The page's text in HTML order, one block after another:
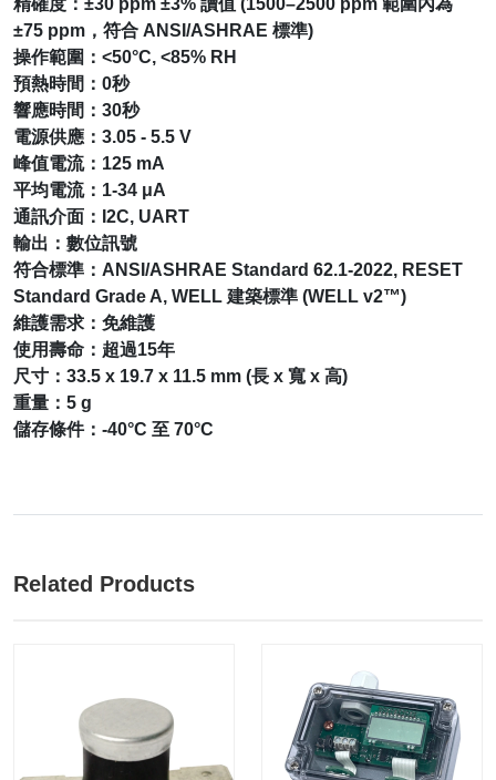
精確度：±30 ppm ±3% 讀值 (1500–2500 ppm 範圍內為
±75 ppm，符合 ANSI/ASHRAE 標準)
操作範圍：<50°C, <85% RH
預熱時間：0秒
響應時間：30秒
電源供應：3.05 - 5.5 V
峰值電流：125 mA
平均電流：1-34 μA
通訊介面：I2C, UART
輸出：數位訊號
符合標準：ANSI/ASHRAE Standard 62.1-2022, RESET
Standard Grade A, WELL 建築標準 (WELL v2™)
維護需求：免維護
使用壽命：超過15年
尺寸：33.5 x 19.7 x 11.5 mm (長 x 寬 x 高)
重量：5 g
儲存條件：-40°C 至 70°C
Related Products